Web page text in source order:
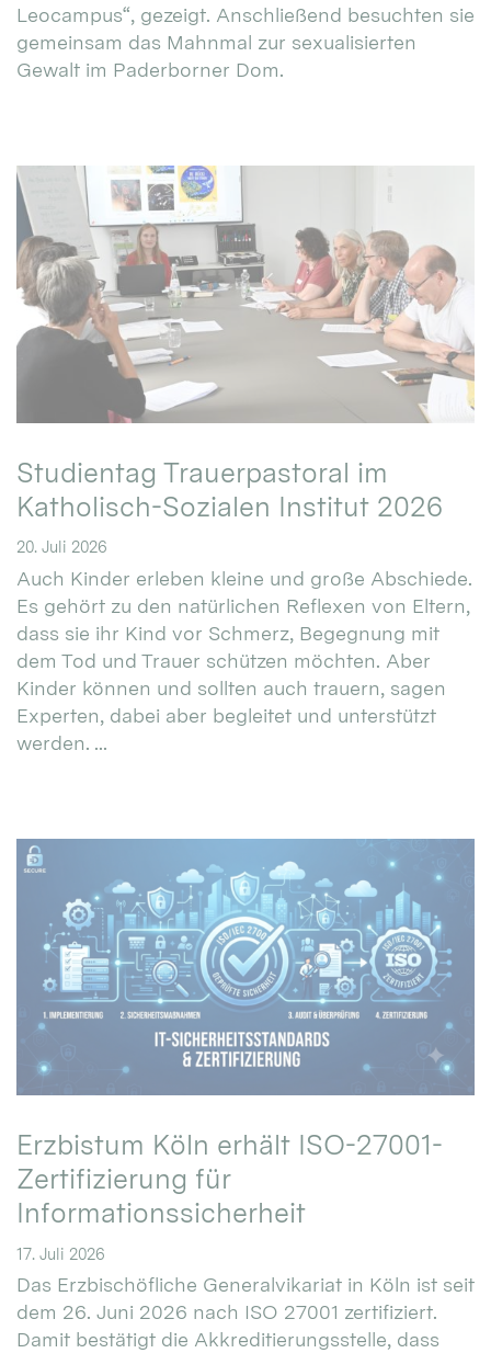
Leocampus“, gezeigt. Anschließend besuchten sie
gemeinsam das Mahnmal zur sexualisierten
Gewalt im Paderborner Dom.
Studientag Trauerpastoral im
Katholisch-Sozialen Institut 2026
20. Juli 2026
Auch Kinder erleben kleine und große Abschiede.
Es gehört zu den natürlichen Reflexen von Eltern,
dass sie ihr Kind vor Schmerz, Begegnung mit
dem Tod und Trauer schützen möchten. Aber
Kinder können und sollten auch trauern, sagen
Experten, dabei aber begleitet und unterstützt
werden. ...
Erzbistum Köln erhält ISO-27001-
Zertifizierung für
Informationssicherheit
17. Juli 2026
Das Erzbischöfliche Generalvikariat in Köln ist seit
dem 26. Juni 2026 nach ISO 27001 zertifiziert.
Damit bestätigt die Akkreditierungsstelle, dass